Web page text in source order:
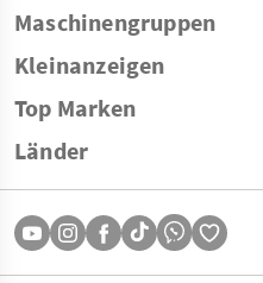
Maschinengruppen
Kleinanzeigen
Top Marken
Länder